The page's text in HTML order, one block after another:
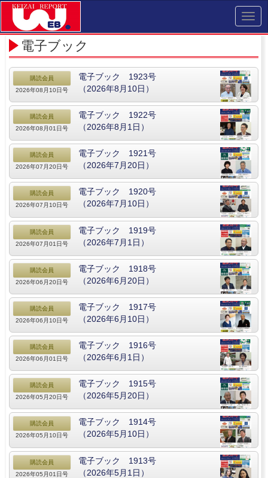
電子ブック
購読会員
2026年08月10日号
電子ブック 1923号
（2026年8月10日）
購読会員
2026年08月01日号
電子ブック 1922号
（2026年8月1日）
購読会員
2026年07月20日号
電子ブック 1921号
（2026年7月20日）
購読会員
2026年07月10日号
電子ブック 1920号
（2026年7月10日）
購読会員
2026年07月01日号
電子ブック 1919号
（2026年7月1日）
購読会員
2026年06月20日号
電子ブック 1918号
（2026年6月20日）
購読会員
2026年06月10日号
電子ブック 1917号
（2026年6月10日）
購読会員
2026年06月01日号
電子ブック 1916号
（2026年6月1日）
購読会員
2026年05月20日号
電子ブック 1915号
（2026年5月20日）
購読会員
2026年05月10日号
電子ブック 1914号
（2026年5月10日）
購読会員
2026年05月01日号
電子ブック 1913号
（2026年5月1日）